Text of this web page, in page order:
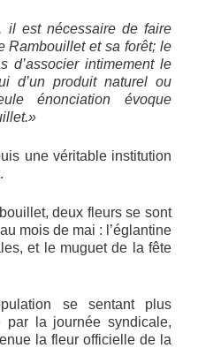
il est nécessaire de faire
Rambouillet et sa forêt; le
d’associer intimement le
d’un produit naturel ou
énonciation évoque
une véritable institution
deux fleurs se sont
mois de mai : l’églantine
et le muguet de la fête
se sentant plus
la journée syndicale,
la fleur officielle de la